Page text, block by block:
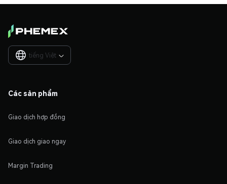
tiếng Việt 
Các sản phẩm
Giao dịch hợp đồng
Giao dịch giao ngay
Margin Trading